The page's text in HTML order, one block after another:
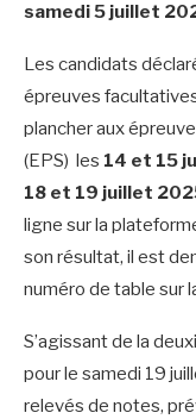
samedi 5 juillet
Les candidats
épreuves
plancher aux
(EPS) les 14 et 15
18 et 19 juillet
ligne sur la
son résultat, il est
numéro de table sur
S’agissant de la
pour le samedi 19
relevés de notes,